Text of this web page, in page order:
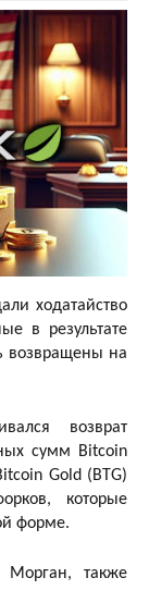
ходатайство
в результате
возвращены на
возврат
сумм Bitcoin
Gold (BTG)
которые
форме.
также